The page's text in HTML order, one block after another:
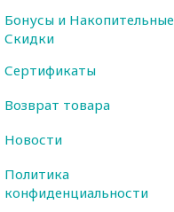
Бонусы и Накопительные
Скидки
Сертификаты
Возврат товара
Новости
Политика
конфиденциальности